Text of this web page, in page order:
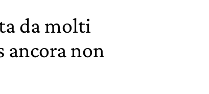
da molti
non